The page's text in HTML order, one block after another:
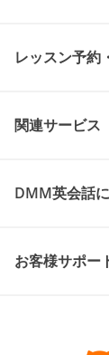
レッスン予約
関連サービス
DMM英会話
お客様サポー